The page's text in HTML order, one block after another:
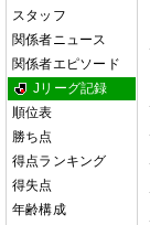
スタッフ
関係者ニュース
関係者エピソード
Jリーグ記録
順位表
勝ち点
得点ランキング
得失点
年齢構成